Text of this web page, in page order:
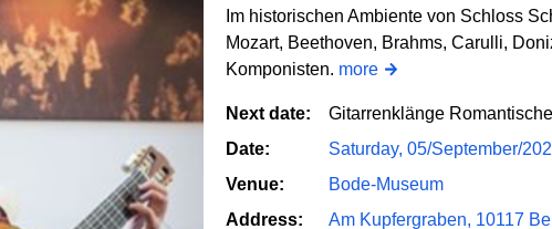
Im historischen Ambiente von Schloss
Mozart, Beethoven, Brahms, Carulli,
Komponisten. more
Next date:
Gitarrenklänge
Date:
Saturday, 05/September/
Venue:
Bode-Museum
Address:
Am Kupfergraben, 10117